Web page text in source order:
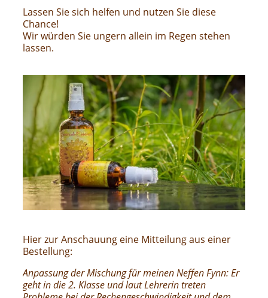
Lassen Sie sich helfen und nutzen Sie diese
Chance!
Wir würden Sie ungern allein im Regen stehen
lassen.
Hier zur Anschauung eine Mitteilung aus einer
Bestellung:
Anpassung der Mischung für meinen Neffen Fynn: Er
geht in die 2. Klasse und laut Lehrerin treten